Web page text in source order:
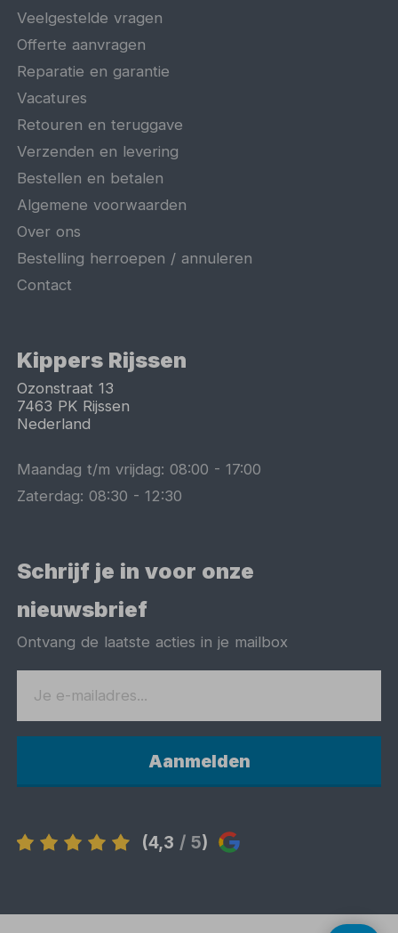
Veelgestelde vragen
Offerte aanvragen
Reparatie en garantie
Vacatures
Retouren en teruggave
Verzenden en levering
Bestellen en betalen
Algemene voorwaarden
Over ons
Bestelling herroepen / annuleren
Contact
Kippers Rijssen
Ozonstraat 13
7463 PK Rijssen
Nederland
Maandag t/m vrijdag:08:00 -17:00
Zaterdag:08:30 -12:30
Schrijf je in voor onze
nieuwsbrief
Ontvang de laatste acties in je mailbox
Aanmelden
(4,3 / 5)